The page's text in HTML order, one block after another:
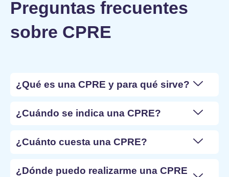
Preguntas frecuentes
sobre CPRE
¿Qué es una CPRE y para qué sirve?
¿Cuándo se indica una CPRE?
¿Cuánto cuesta una CPRE?
¿Dónde puedo realizarme una CPRE